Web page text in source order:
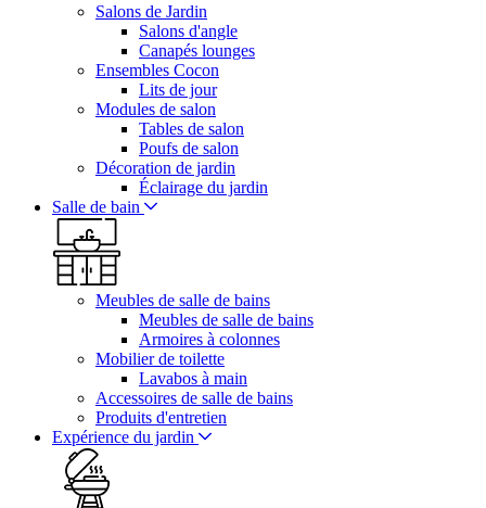
Salons de Jardin
Salons d'angle
Canapés lounges
Ensembles Cocon
Lits de jour
Modules de salon
Tables de salon
Poufs de salon
Décoration de jardin
Éclairage du jardin
Salle de bain
Meubles de salle de bains
Meubles de salle de bains
Armoires à colonnes
Mobilier de toilette
Lavabos à main
Accessoires de salle de bains
Produits d'entretien
Expérience du jardin